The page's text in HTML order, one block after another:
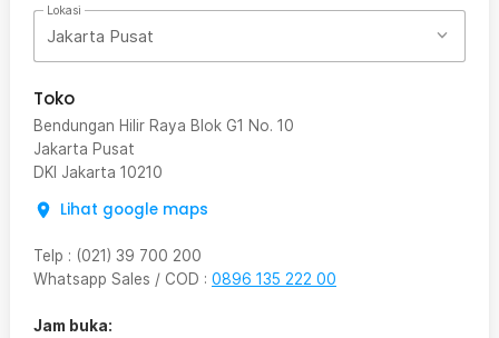
Lokasi
Jakarta Pusat
Toko
Bendungan Hilir Raya Blok G1 No. 10
Jakarta Pusat
DKI Jakarta 10210
Lihat google maps
Telp : (021) 39 700 200
Whatsapp Sales / COD : 0896 135 222 00
Jam buka: